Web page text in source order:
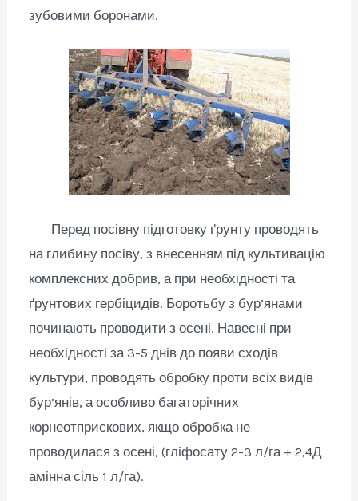
зубовими боронами.
Перед посівну підготовку ґрунту проводять
на глибину посіву, з внесенням під культивацію
комплексних добрив, а при необхідності та
ґрунтових гербіцидів. Боротьбу з бур’янами
починають проводити з осені. Навесні при
необхідності за 3-5 днів до появи сходів
культури, проводять обробку проти всіх видів
бур’янів, а особливо багаторічних
корнеотприскових, якщо обробка не
проводилася з осені, (гліфосату 2-3 л/га + 2,4Д
амінна сіль 1 л/га).